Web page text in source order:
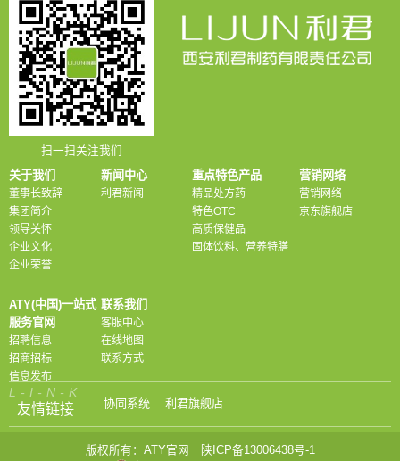
扫一扫关注我们
关于我们
董事长致辞
集团简介
领导关怀
企业文化
企业荣誉
新闻中心
利君新闻
重点特色产品
精品处方药
特色OTC
高质保健品
固体饮料、营养特膳
营销网络
营销网络
京东旗舰店
ATY(中国)一站式
服务官网
招聘信息
招商招标
信息发布
联系我们
客服中心
在线地图
联系方式
L-I-N-K
友情链接 协同系统 利君旗舰店
版权所有：ATY官网 陕ICP备13006438号-1